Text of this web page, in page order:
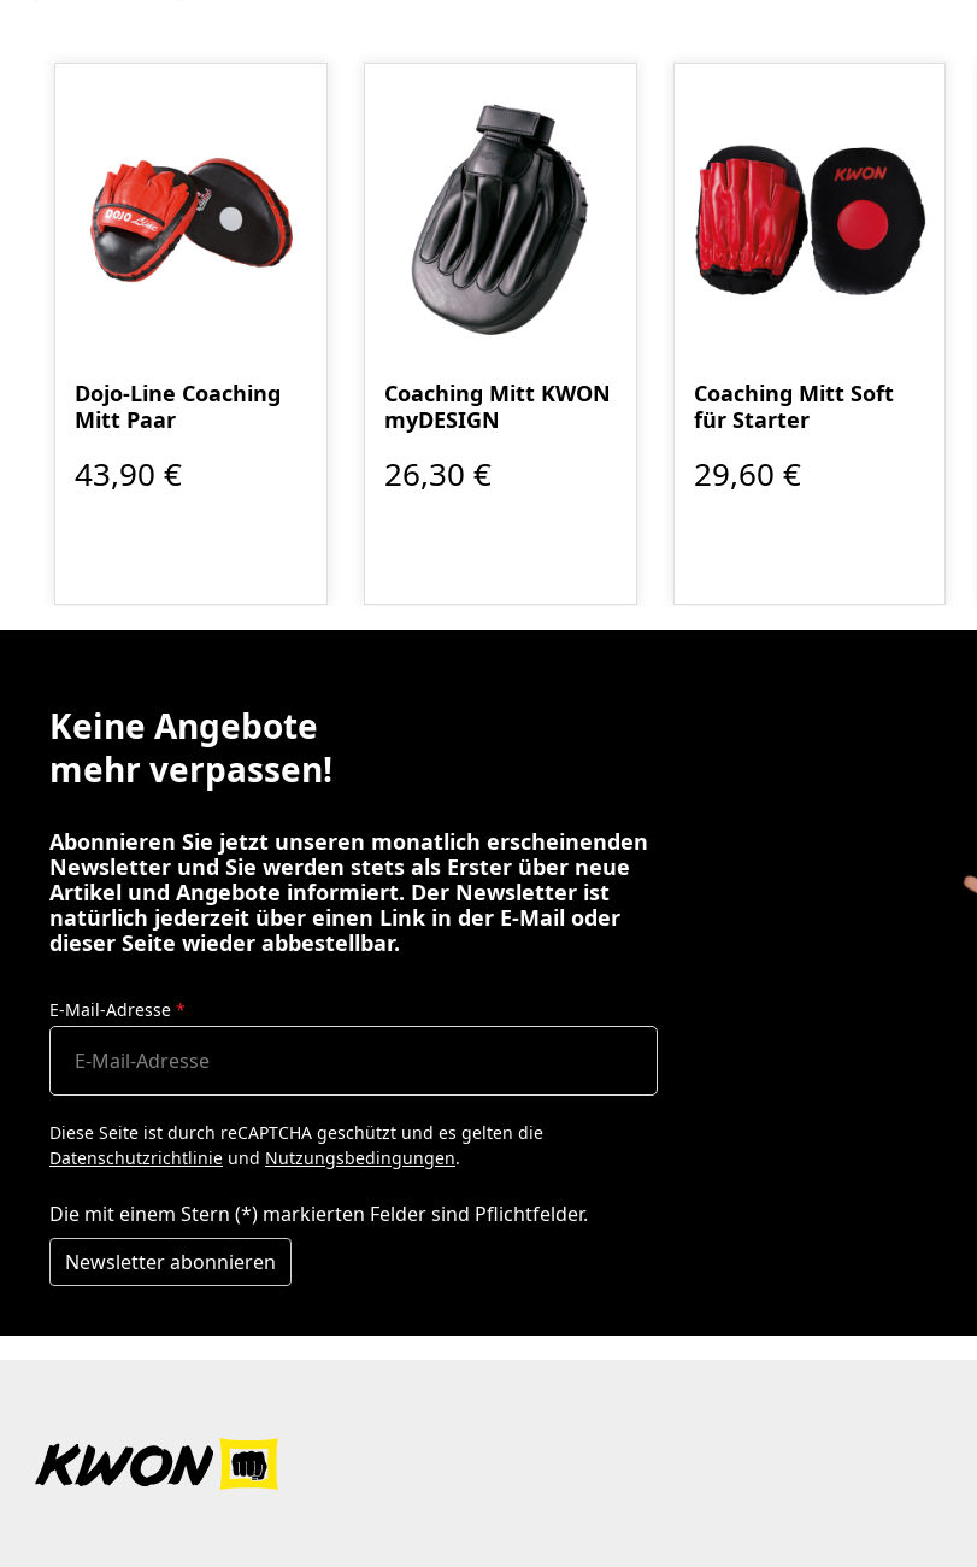
Dojo-Line Coaching
Mitt Paar
43,90 €
Coaching Mitt KWON
myDESIGN
26,30 €
Coaching Mitt Soft
für Starter
29,60 €
Keine Angebote
mehr verpassen!
Abonnieren Sie jetzt unseren monatlich erscheinenden
Newsletter und Sie werden stets als Erster über neue
Artikel und Angebote informiert. Der Newsletter ist
natürlich jederzeit über einen Link in der E-Mail oder
dieser Seite wieder abbestellbar.
E-Mail-Adresse *
Diese Seite ist durch reCAPTCHA geschützt und es gelten die
Datenschutzrichtlinie und Nutzungsbedingungen.
Die mit einem Stern (*) markierten Felder sind Pflichtfelder.
Newsletter abonnieren